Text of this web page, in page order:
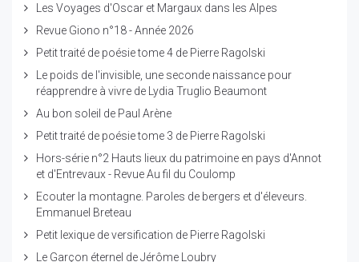
Les Voyages d'Oscar et Margaux dans les Alpes
Revue Giono n°18 - Année 2026
Petit traité de poésie tome 4 de Pierre Ragolski
Le poids de l'invisible, une seconde naissance pour
réapprendre à vivre de Lydia Truglio Beaumont
Au bon soleil de Paul Arène
Petit traité de poésie tome 3 de Pierre Ragolski
Hors-série n°2 Hauts lieux du patrimoine en pays d'Annot
et d'Entrevaux - Revue Au fil du Coulomp
Ecouter la montagne. Paroles de bergers et d'éleveurs.
Emmanuel Breteau
Petit lexique de versification de Pierre Ragolski
Le Garçon éternel de Jérôme Loubry